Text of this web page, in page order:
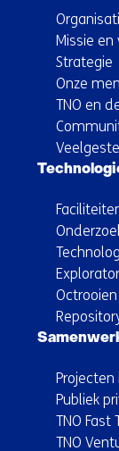
Missie en
Strategie
Onze
TNO en
Publiek
TNO Fast
TNO